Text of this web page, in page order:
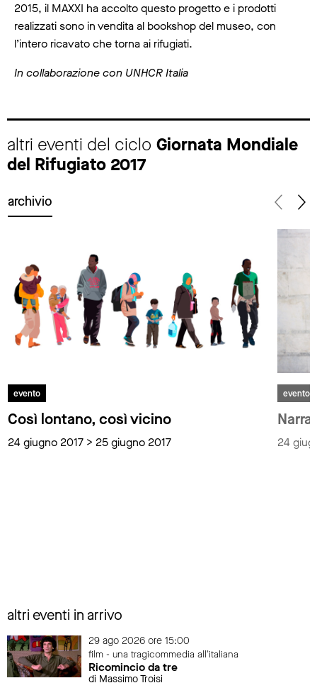
2015, il MAXXI ha accolto questo progetto e i prodotti
realizzati sono in vendita al bookshop del museo, con
l’intero ricavato che torna ai rifugiati.
In collaborazione con UNHCR Italia
altri eventi del ciclo Giornata Mondiale
del Rifugiato 2017
archivio
evento
Così lontano, così vicino
24 giugno 2017 > 25 giugno 2017
evento
24
altri eventi in arrivo
29 ago 2026 ore 15:00
film - una tragicommedia all'italiana
Ricomincio da tre
di Massimo Troisi